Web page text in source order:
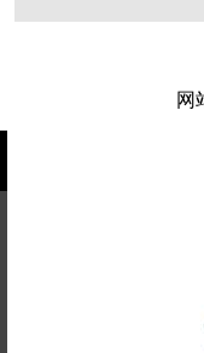
西溪玫瑰
北辰国颂
网